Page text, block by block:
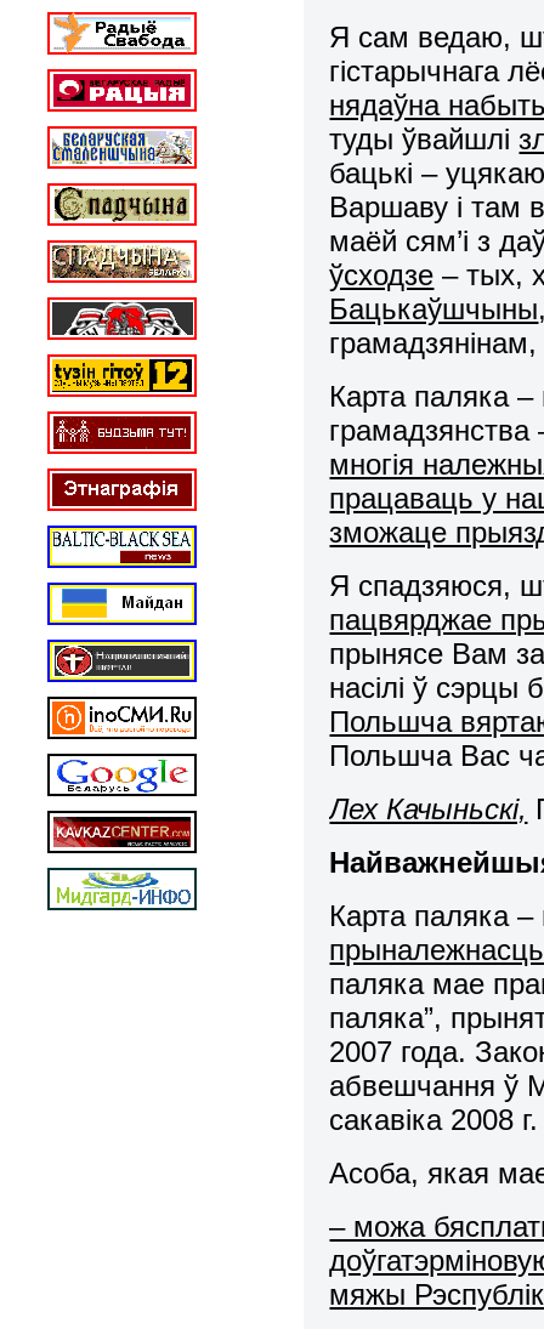
Я сам ведаю,
гістарычнага
нядаўна
туды ўвайшлі
бацькі –
Варшаву і там
маёй сям’і з
ўсходзе – тых,
Бацькаўшчыны
грамадзянінам,
Карта паляка –
многія
працаваць у
зможаце
Я спадзяюся,
пацвярджае
прынясе Вам
насілі ў сэрцы
Польшча
Польшча Вас
Лех Качыньскі,
Карта паляка –
паляка мае
паляка”,
2007 года.
абвешчання ў
сакавіка 2008 г.
Асоба, якая
– можа
мяжы